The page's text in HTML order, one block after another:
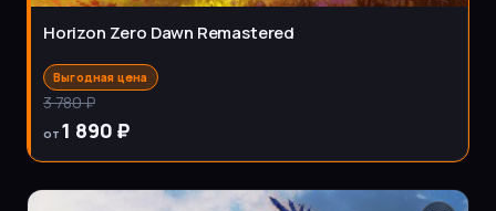
Horizon Zero Dawn Remastered
Выгодная цена
3 780 ₽
от 1 890 ₽